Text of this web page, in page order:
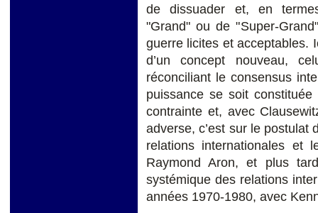
de dissuader et, en
"Grand" ou de "Super-
guerre licites et acceptables.
d’un concept nouveau,
réconciliant le consensus
puissance se soit
contrainte et, avec
adverse, c’est sur le postulat
relations internationales et
Raymond Aron, et plus
systémique des relations
années 1970-1980, avec